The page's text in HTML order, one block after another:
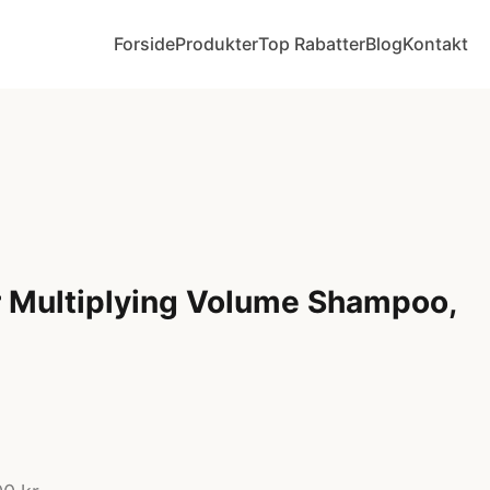
ForsideProdukterTop RabatterBlogKontakt
Volume Shampoo,